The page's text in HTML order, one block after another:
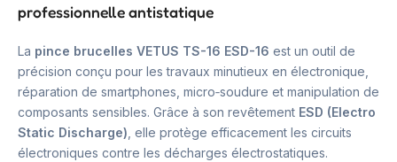
professionnelle antistatique
La pince brucelles VETUS TS-16 ESD-16 est un outil de
précision conçu pour les travaux minutieux en électronique,
réparation de smartphones, micro‑soudure et manipulation de
composants sensibles. Grâce à son revêtement ESD (Electro
Static Discharge) , elle protège efficacement les circuits
électroniques contre les décharges électrostatiques.